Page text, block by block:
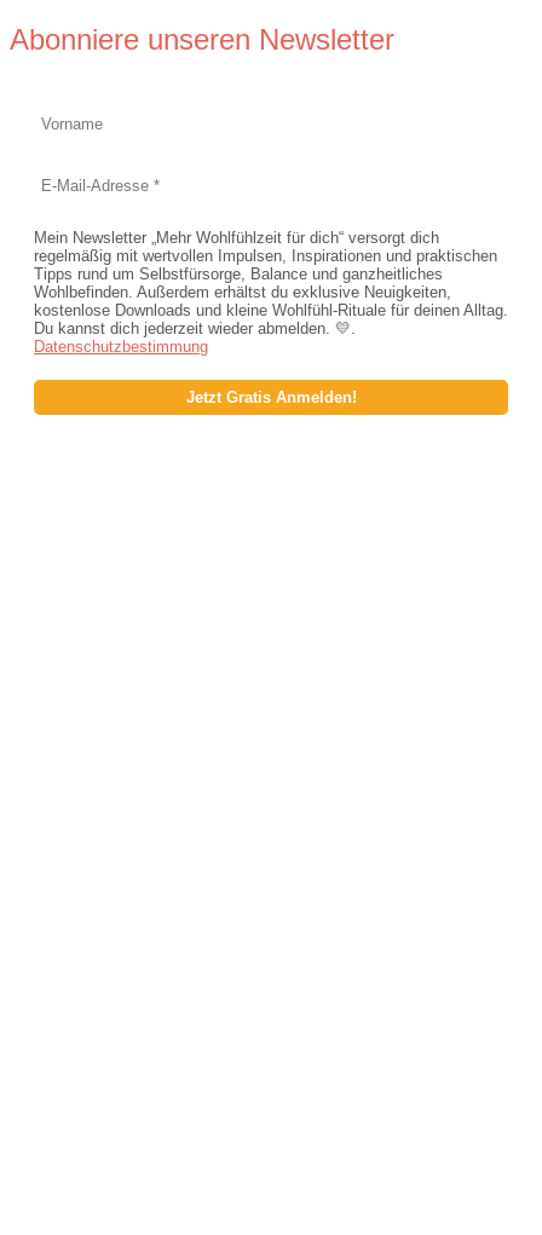
Abonniere unseren Newsletter
Mein Newsletter „Mehr Wohlfühlzeit für dich“ versorgt dich
regelmäßig mit wertvollen Impulsen, Inspirationen und praktischen
Tipps rund um Selbstfürsorge, Balance und ganzheitliches
Wohlbefinden. Außerdem erhältst du exklusive Neuigkeiten,
kostenlose Downloads und kleine Wohlfühl-Rituale für deinen Alltag.
Du kannst dich jederzeit wieder abmelden. 💛.
Datenschutzbestimmung